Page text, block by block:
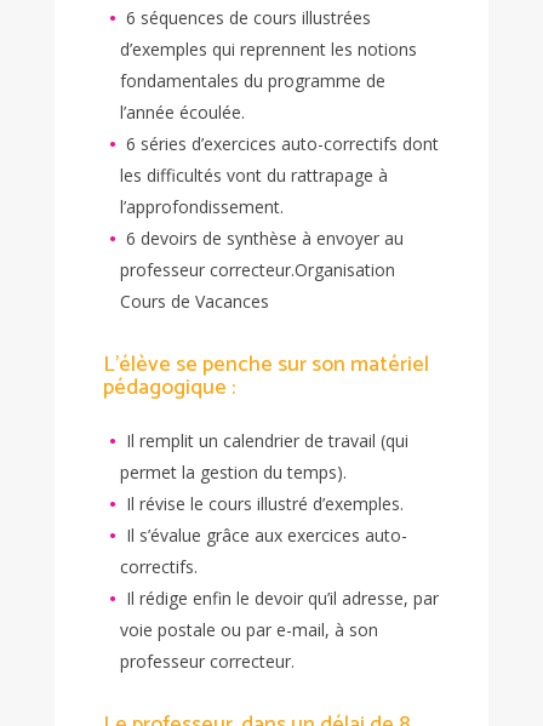
6 séquences de cours illustrées
d’exemples qui reprennent les notions
fondamentales du programme de
l’année écoulée.
6 séries d’exercices auto-correctifs dont
les difficultés vont du rattrapage à
l’approfondissement.
6 devoirs de synthèse à envoyer au
professeur correcteur.Organisation
Cours de Vacances
L’élève se penche sur son matériel
pédagogique :
Il remplit un calendrier de travail (qui
permet la gestion du temps).
Il révise le cours illustré d’exemples.
Il s’évalue grâce aux exercices auto-
correctifs.
Il rédige enfin le devoir qu’il adresse, par
voie postale ou par e-mail, à son
professeur correcteur.